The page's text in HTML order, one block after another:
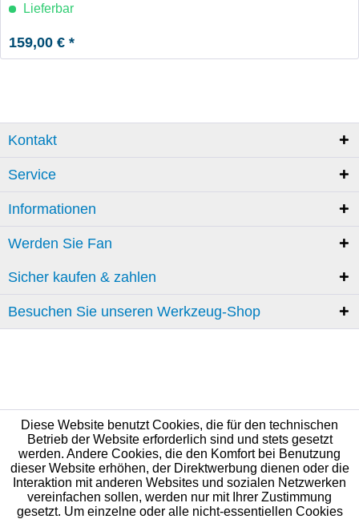
Lieferbar
159,00 € *
Kontakt
Service
Informationen
Werden Sie Fan
Sicher kaufen & zahlen
Besuchen Sie unseren Werkzeug-Shop
Diese Website benutzt Cookies, die für den technischen
Betrieb der Website erforderlich sind und stets gesetzt
werden. Andere Cookies, die den Komfort bei Benutzung
dieser Website erhöhen, der Direktwerbung dienen oder die
Interaktion mit anderen Websites und sozialen Netzwerken
vereinfachen sollen, werden nur mit Ihrer Zustimmung
gesetzt. Um einzelne oder alle nicht-essentiellen Cookies